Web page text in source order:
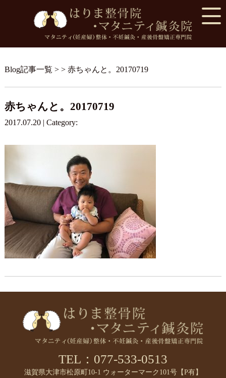
Blog記事一覧 > > 赤ちゃんと。20170719
赤ちゃんと。20170719
2017.07.20 | Category:
TEL：077-533-0513
滋賀県大津市松原町10-1 ウォーターマーク101号【P有】